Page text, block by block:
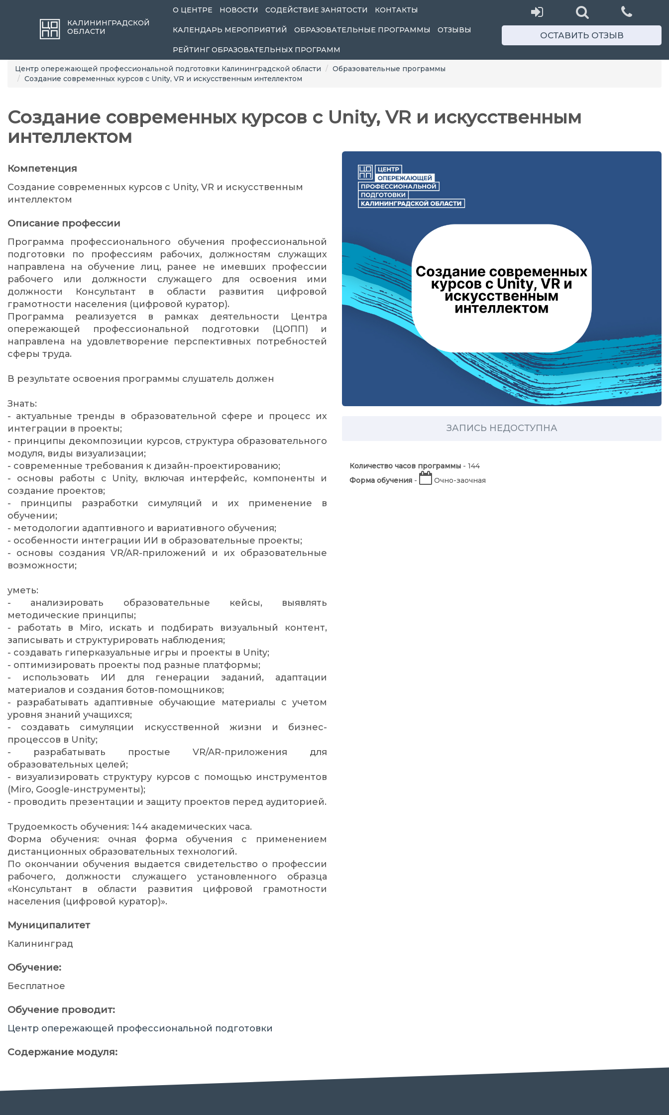
КАЛИНИНГРАДСКОЙ
ОБЛАСТИ
О ЦЕНТРЕ НОВОСТИ СОДЕЙСТВИЕ ЗАНЯТОСТИ КОНТАКТЫ
КАЛЕНДАРЬ МЕРОПРИЯТИЙ ОБРАЗОВАТЕЛЬНЫЕ ПРОГРАММЫ ОТЗЫВЫ
РЕЙТИНГ ОБРАЗОВАТЕЛЬНЫХ ПРОГРАММ
ОСТАВИТЬ ОТЗЫВ
Центр опережающей профессиональной подготовки Калининградской области
Образовательные программы
Создание современных курсов с Unity, VR и искусственным интеллектом
Создание современных курсов с Unity, VR и искусственным
интеллектом
Компетенция
Создание современных курсов с Unity, VR и искусственным
интеллектом
Описание профессии
Программа профессионального обучения профессиональной
подготовки по профессиям рабочих, должностям служащих
направлена на обучение лиц, ранее не имевших профессии
рабочего или должности служащего для освоения ими
должности Консультант в области развития цифровой
грамотности населения (цифровой куратор).
Программа реализуется в рамках деятельности Центра
опережающей профессиональной подготовки (ЦОПП) и
направлена на удовлетворение перспективных потребностей
сферы труда.
В результате освоения программы слушатель должен
Знать:
- актуальные тренды в образовательной сфере и процесс их
интеграции в проекты;
- принципы декомпозиции курсов, структура образовательного
модуля, виды визуализации;
- современные требования к дизайн-проектированию;
- основы работы с Unity, включая интерфейс, компоненты и
создание проектов;
- принципы разработки симуляций и их применение в
обучении;
- методологии адаптивного и вариативного обучения;
- особенности интеграции ИИ в образовательные проекты;
- основы создания VR/AR-приложений и их образовательные
возможности;
уметь:
- анализировать образовательные кейсы, выявлять
методические принципы;
- работать в Miro, искать и подбирать визуальный контент,
записывать и структурировать наблюдения;
- создавать гиперказуальные игры и проекты в Unity;
- оптимизировать проекты под разные платформы;
- использовать ИИ для генерации заданий, адаптации
материалов и создания ботов-помощников;
- разрабатывать адаптивные обучающие материалы с учетом
уровня знаний учащихся;
- создавать симуляции искусственной жизни и бизнес-
процессов в Unity;
- разрабатывать простые VR/AR-приложения для
образовательных целей;
- визуализировать структуру курсов с помощью инструментов
(Miro, Google-инструменты);
- проводить презентации и защиту проектов перед аудиторией.
Трудоемкость обучения: 144 академических часа.
Форма обучения: очная форма обучения с применением
дистанционных образовательных технологий.
По окончании обучения выдается свидетельство о профессии
рабочего, должности служащего установленного образца
«Консультант в области развития цифровой грамотности
населения (цифровой куратор)».
Муниципалитет
Калининград
Обучение:
Бесплатное
Обучение проводит:
Центр опережающей профессиональной подготовки
Содержание модуля:
ЗАПИСЬ НЕДОСТУПНА
Количество часов программы - 144
Форма обучения - Очно-заочная